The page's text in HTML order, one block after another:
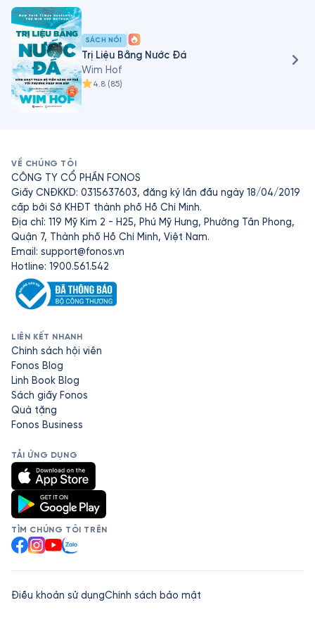
Các thành tích của ông bao gồm: Mặc quần đùi leo núi
Kilimanjaro; Chân trần tham gia cuộc thi chạy bán
marathon trên Vòng Bắc Cực; Đứng trong thùng chứa
đầy đá lạnh suốt hơn 112 phút...
SÁCH NÓI
Trị Liệu Bằng Nước Đá
Wim Hof
4.8 (85)
VỀ CHÚNG TÔI
CÔNG TY CỔ PHẦN FONOS
Giấy CNĐKKD: 0315637603, đăng ký lần đầu ngày 18/04/2019
cấp bởi Sở KHĐT thành phố Hồ Chí Minh.
Địa chỉ: 119 Mỹ Kim 2 - H25, Phú Mỹ Hưng, Phường Tân Phong,
Quận 7, Thành phố Hồ Chí Minh, Việt Nam.
Email: support@fonos.vn
Hotline: 1900.561.542
LIÊN KẾT NHANH
Chính sách hội viên
Fonos Blog
Linh Book Blog
Sách giấy Fonos
Quà tặng
Fonos Business
TẢI ỨNG DỤNG
TÌM CHÚNG TÔI TRÊN
Facebook
Instagram
YouTube
Zalo
Điều khoản sử dụngChính sách bảo mật